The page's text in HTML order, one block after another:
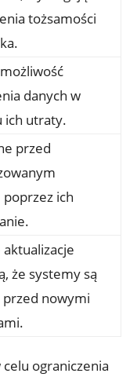
tożsamości
danych w
ich‍ utraty.
przed
ich
że systemy są
nowymi
ograniczenia